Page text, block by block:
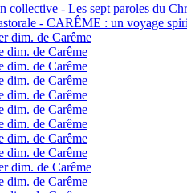
collective - Les sept paroles du
- CARÊME : un voyage
dim. de Carême
dim. de Carême
dim. de Carême
dim. de Carême
dim. de Carême
dim. de Carême
dim. de Carême
dim. de Carême
dim. de Carême
dim. de Carême
dim. de Carême